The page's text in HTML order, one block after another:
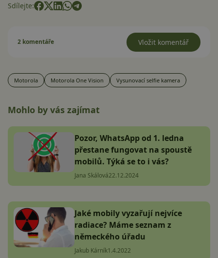
Sdílejte:
2 komentáře Vložit komentář
Motorola Motorola One Vision Vysunovací selfie kamera
Mohlo by vás zajímat
Pozor, WhatsApp od 1. ledna
přestane fungovat na spoustě
mobilů. Týká se to i vás?
Jana Skálová22.12.2024
Jaké mobily vyzařují nejvíce
radiace? Máme seznam z
německého úřadu
Jakub Kárník1.4.2022